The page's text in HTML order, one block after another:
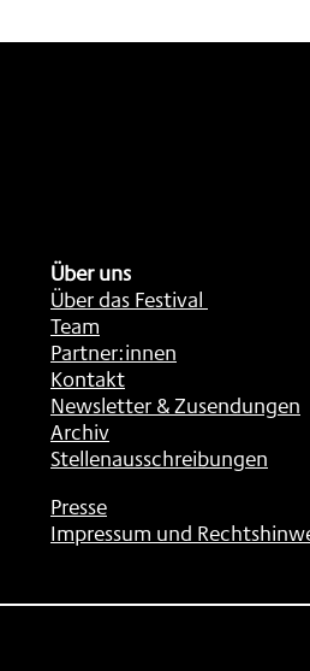
Über uns
Über das Festival
Team
Partner:innen
Kontakt
Newsletter & Zusendungen
Archiv
Stellenausschreibungen
Presse
Impressum und